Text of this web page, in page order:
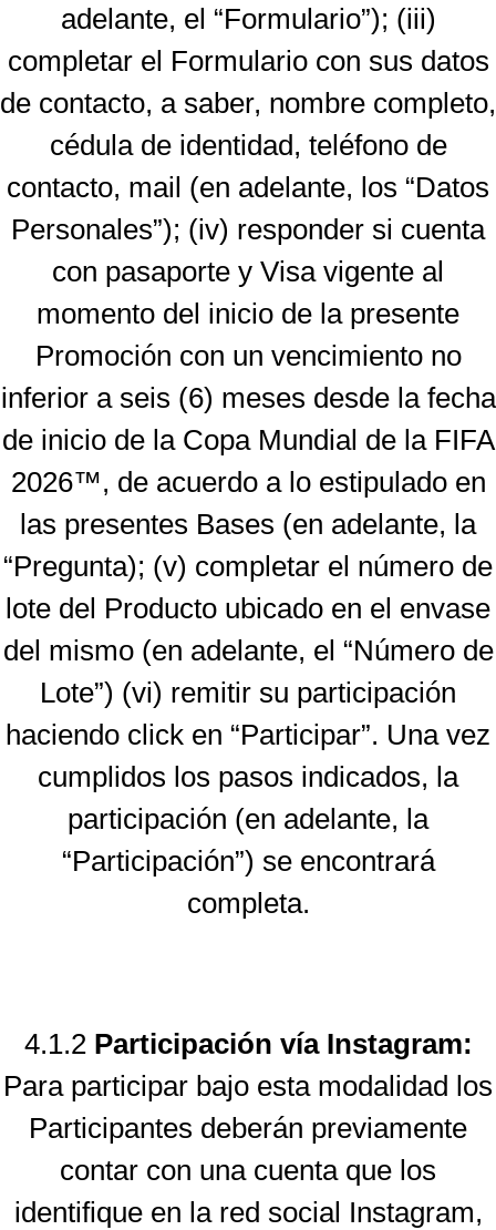
adelante, el “Formulario”); (iii)
completar el Formulario con sus datos
de contacto, a saber, nombre completo,
cédula de identidad, teléfono de
contacto, mail (en adelante, los “Datos
Personales”); (iv) responder si cuenta
con pasaporte y Visa vigente al
momento del inicio de la presente
Promoción con un vencimiento no
inferior a seis (6) meses desde la fecha
de inicio de la Copa Mundial de la FIFA
2026™, de acuerdo a lo estipulado en
las presentes Bases (en adelante, la
“Pregunta); (v) completar el número de
lote del Producto ubicado en el envase
del mismo (en adelante, el “Número de
Lote”) (vi) remitir su participación
haciendo click en “Participar”. Una vez
cumplidos los pasos indicados, la
participación (en adelante, la
“Participación”) se encontrará
completa.
4.1.2 Participación vía Instagram:
Para participar bajo esta modalidad los
Participantes deberán previamente
contar con una cuenta que los
identifique en la red social Instagram,